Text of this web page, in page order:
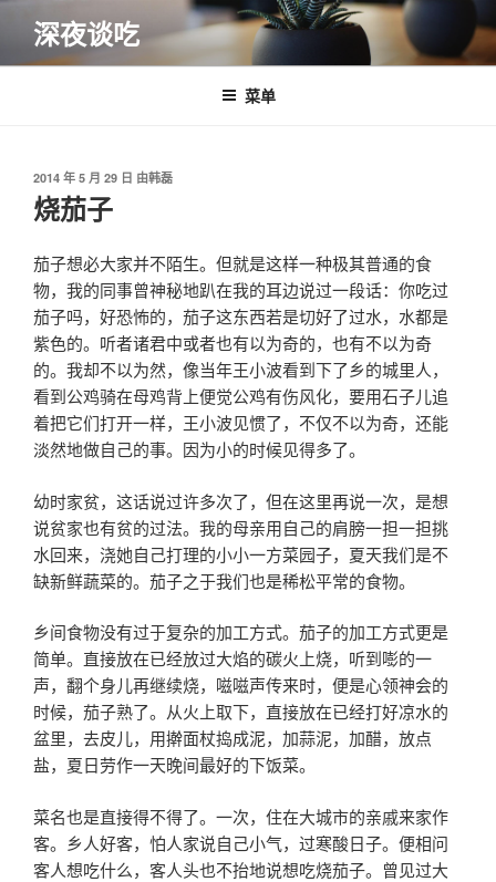
内
深夜谈吃
菜单
发
布
于
2014 年 5 月 29 日 由韩磊
烧茄子
茄子想必大家并不陌生。但就是这样一种极其普通的食
物，我的同事曾神秘地趴在我的耳边说过一段话：你吃过
茄子吗，好恐怖的，茄子这东西若是切好了过水，水都是
紫色的。听者诸君中或者也有以为奇的，也有不以为奇
的。我却不以为然，像当年王小波看到下了乡的城里人，
看到公鸡骑在母鸡背上便觉公鸡有伤风化，要用石子儿追
着把它们打开一样，王小波见惯了，不仅不以为奇，还能
淡然地做自己的事。因为小的时候见得多了。
幼时家贫，这话说过许多次了，但在这里再说一次，是想
说贫家也有贫的过法。我的母亲用自己的肩膀一担一担挑
水回来，浇她自己打理的小小一方菜园子，夏天我们是不
缺新鲜蔬菜的。茄子之于我们也是稀松平常的食物。
乡间食物没有过于复杂的加工方式。茄子的加工方式更是
简单。直接放在已经放过大焰的碳火上烧，听到嘭的一
声，翻个身儿再继续烧，嗞嗞声传来时，便是心领神会的
时候，茄子熟了。从火上取下，直接放在已经打好凉水的
盆里，去皮儿，用擀面杖捣成泥，加蒜泥，加醋，放点
盐，夏日劳作一天晚间最好的下饭菜。
菜名也是直接得不得了。一次，住在大城市的亲戚来家作
客。乡人好客，怕人家说自己小气，过寒酸日子。便相问
客人想吃什么，客人头也不抬地说想吃烧茄子。曾见过大